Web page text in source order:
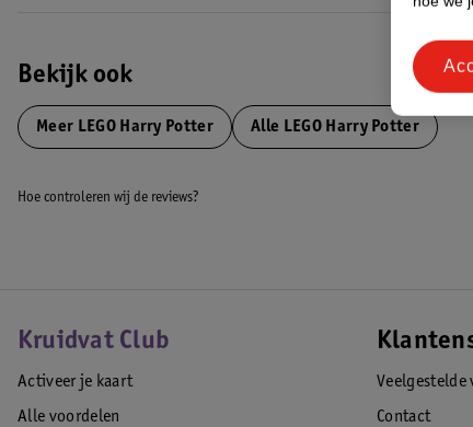
Bekijk ook
Meer LEGO Harry Potter Alle LEGO Harry Potter
Hoe controleren wij de reviews?
Kruidvat Club
Activeer je kaart
Alle voordelen
Veelgestelde
Contact